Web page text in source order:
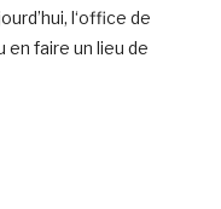
l‘office de
faire un lieu de